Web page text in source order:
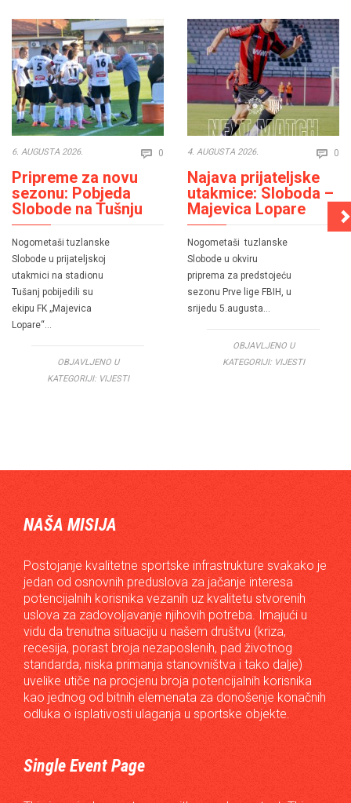
6. AUGUSTA 2026.  0 Comments
Pripreme za novu
sezonu: Pobjeda
Slobode na Tušnju
Nogometaši tuzlanske
Slobode u prijateljskoj
utakmici na stadionu
Tušanj pobijedili su
ekipu FK „Majevica
Lopare“…
OBJAVLJENO U
KATEGORIJI: VIJESTI
4. AUGUSTA 2026.  0
Najava prijateljske
utakmice: Sloboda –
Majevica Lopare
Nogometaši tuzlanske
Slobode u okviru
priprema za predstojeću
sezonu Prve lige FBIH, u
srijedu 5.augusta…
OBJAVLJENO U
KATEGORIJI: VIJESTI
NAŠA MISIJA
Postojanje kvalitetne sportske infrastrukture svakako je
jedan od osnovnih preduslova za jačanje interesa
potencijalnih korisnika vezanih uz kvalitetu stvorenih
uslova za zadovoljavanje njihovih potreba. Imajući u
vidu da trenutna situaciju u našem društvu (kriza,
recesija, porast broja nezaposlenih, pad životnog
standarda, niska primanja stanovništva i tako dalje)
uvelike utiče na procjenu broja potencijalnih korisnika
kao jednog od bitnih elemenata za donošenje konačnih
odluka o isplativosti ulaganja u sportske objekte.
Single Event Page